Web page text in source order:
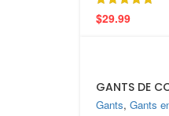
$29.99
GANTS DE
Gants, Gants